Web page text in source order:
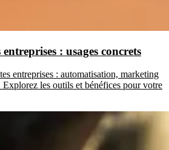
: usages concrets
entreprises : automatisation, marketing
les outils et bénéfices pour votre